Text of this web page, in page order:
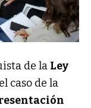
de la Ley
caso de la